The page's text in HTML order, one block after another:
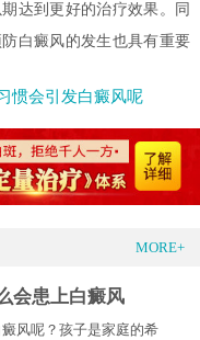
达到更好的治疗效果。同
白癜风的发生也具有重要
惯会引发白癜风呢
MORE+
会患上白癜风
风呢？孩子是家庭的希